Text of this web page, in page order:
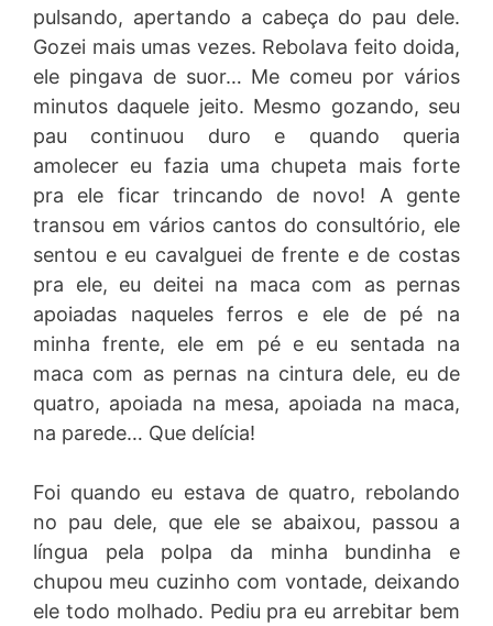
pulsando, apertando a cabeça do pau dele.
Gozei mais umas vezes. Rebolava feito doida,
ele pingava de suor… Me comeu por vários
minutos daquele jeito. Mesmo gozando, seu
pau continuou duro e quando queria
amolecer eu fazia uma chupeta mais forte
pra ele ficar trincando de novo! A gente
transou em vários cantos do consultório, ele
sentou e eu cavalguei de frente e de costas
pra ele, eu deitei na maca com as pernas
apoiadas naqueles ferros e ele de pé na
minha frente, ele em pé e eu sentada na
maca com as pernas na cintura dele, eu de
quatro, apoiada na mesa, apoiada na maca,
na parede… Que delícia!
Foi quando eu estava de quatro, rebolando
no pau dele, que ele se abaixou, passou a
língua pela polpa da minha bundinha e
chupou meu cuzinho com vontade, deixando
ele todo molhado. Pediu pra eu arrebitar bem